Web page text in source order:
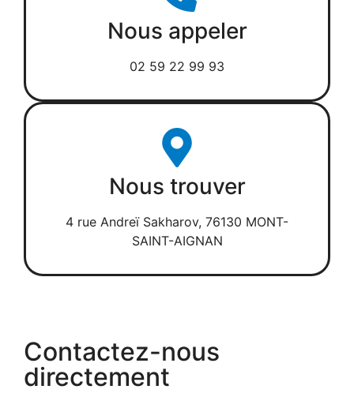
Nous appeler
02 59 22 99 93
Nous trouver
4 rue Andreï Sakharov, 76130 MONT-
SAINT-AIGNAN
Contactez-nous
directement